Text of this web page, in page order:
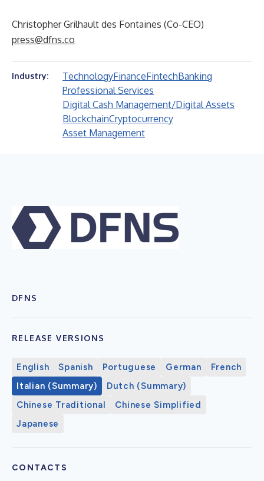
Christopher Grilhault des Fontaines (Co-CEO)
press@dfns.co
Industry: TechnologyFinanceFintechBanking
Professional Services
Digital Cash Management/Digital Assets
BlockchainCryptocurrency
Asset Management
DFNS
RELEASE VERSIONS
English Spanish Portuguese German
French
Italian (Summary)
Dutch (Summary)
Chinese Traditional
Chinese Simplified
Japanese
CONTACTS